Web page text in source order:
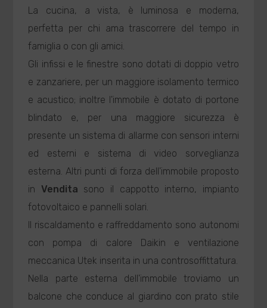
La cucina, a vista, è luminosa e moderna,
perfetta per chi ama trascorrere del tempo in
famiglia o con gli amici.
Gli infissi e le finestre sono dotati di doppio vetro
e zanzariere, per un maggiore isolamento termico
e acustico; inoltre l'immobile è dotato di portone
blindato e, per una maggiore sicurezza è
presente un sistema di allarme con sensori interni
ed esterni e sistema di video sorveglianza
esterna. Altri punti di forza dell'immobile proposto
in Vendita sono il cappotto interno, impianto
fotovoltaico e pannelli solari.
Il riscaldamento e raffreddamento sono autonomi
con pompa di calore Daikin e ventilazione
meccanica Utek inserita in una controsoffittatura.
Nella parte esterna dell'immobile troviamo un
balcone che conduce al giardino con prato stile